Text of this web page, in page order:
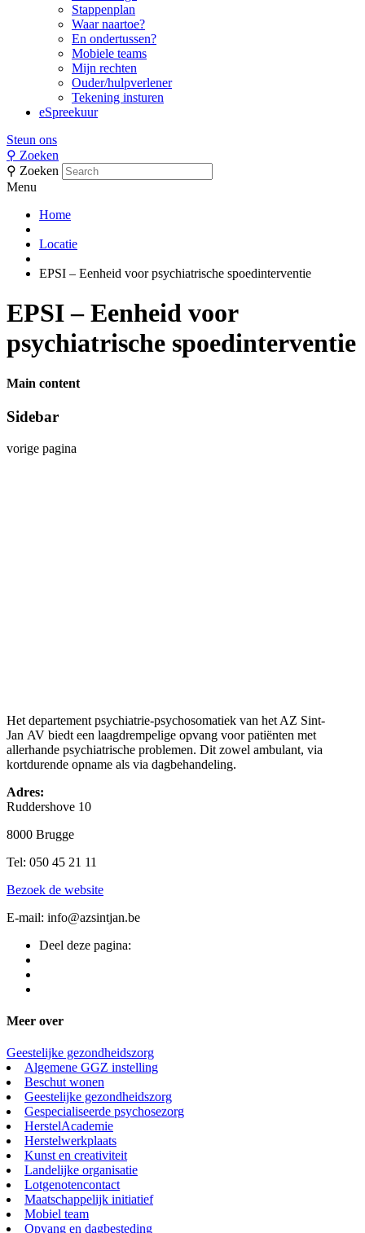
Stappenplan
Waar naartoe?
En ondertussen?
Mobiele teams
Mijn rechten
Ouder/hulpverlener
Tekening insturen
eSpreekuur
Steun ons
⚲ Zoeken
⚲ Zoeken
Menu
Home
Locatie
EPSI – Eenheid voor psychiatrische spoedinterventie
EPSI – Eenheid voor
psychiatrische spoedinterventie
Main content
Sidebar
vorige pagina
Het departement psychiatrie-psychosomatiek van het AZ Sint-
Jan AV biedt een laagdrempelige opvang voor patiënten met
allerhande psychiatrische problemen. Dit zowel ambulant, via
kortdurende opname als via dagbehandeling.
Adres:
Ruddershove 10
8000 Brugge
Tel: 050 45 21 11
Bezoek de website
E-mail: info@azsintjan.be
Deel deze pagina:
Meer over
Geestelijke gezondheidszorg
Algemene GGZ instelling
Beschut wonen
Geestelijke gezondheidszorg
Gespecialiseerde psychosezorg
HerstelAcademie
Herstelwerkplaats
Kunst en creativiteit
Landelijke organisatie
Lotgenotencontact
Maatschappelijk initiatief
Mobiel team
Opvang en dagbesteding